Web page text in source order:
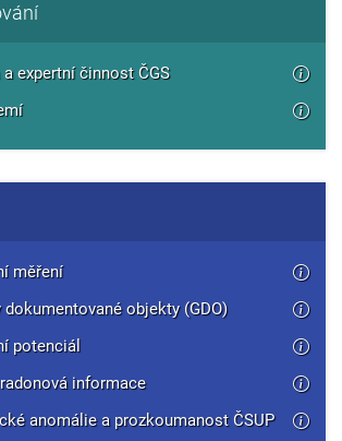
expertní činnost ČGS
měření
objekty (GDO)
potenciál
informace
anomálie a prozkoumanost ČSUP